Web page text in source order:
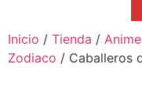
Inicio / Tienda / Anime
Zodiaco / Caballeros